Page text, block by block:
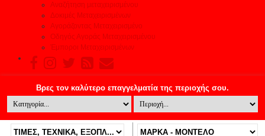
Αναζήτηση μεταχειρισμένου
Δοκιμές Μεταχειρισμένων
Αγοράζοντας Μεταχειρισμένο
Οδηγός Αγοράς Μεταχειρισμένου
Έμποροι Μεταχειρισμένων